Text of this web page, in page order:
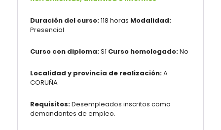
Duración del curso:118 horas Modalidad:
Presencial
Curso con diploma:Sí Curso homologado:No
Localidad y provincia de realización:A
CORUÑA
Requisitos:Desempleados inscritos como
demandantes de empleo.